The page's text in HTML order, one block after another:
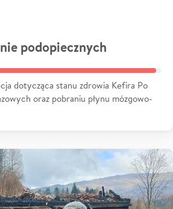
podopiecznych
dotycząca stanu zdrowia Kefira Po
oraz pobraniu płynu mózgowo-